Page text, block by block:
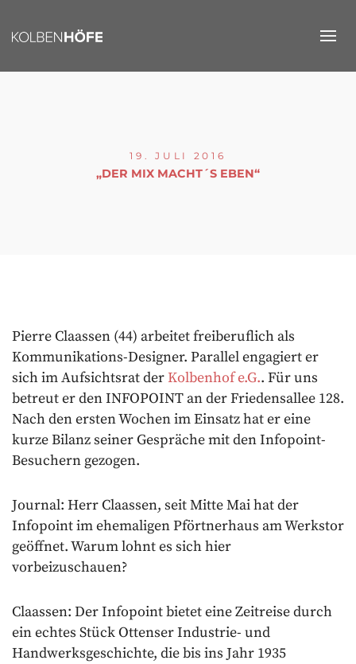
19. JULI 2016
„DER MIX MACHT´S EBEN“
Pierre Claassen (44) arbeitet freiberuflich als
Kommunikations-Designer. Parallel engagiert er
sich im Aufsichtsrat derKolbenhof e.G.. Für uns
betreut er den INFOPOINT an der Friedensallee 128.
Nach den ersten Wochen im Einsatz hat er eine
kurze Bilanz seiner Gespräche mit den Infopoint-
Besuchern gezogen.
Journal: Herr Claassen, seit Mitte Mai hat der
Infopoint im ehemaligen Pförtnerhaus am Werkstor
geöffnet. Warum lohnt es sich hier
vorbeizuschauen?
Claassen: Der Infopoint bietet eine Zeitreise durch
ein echtes Stück Ottenser Industrie- und
Handwerksgeschichte, die bis ins Jahr 1935